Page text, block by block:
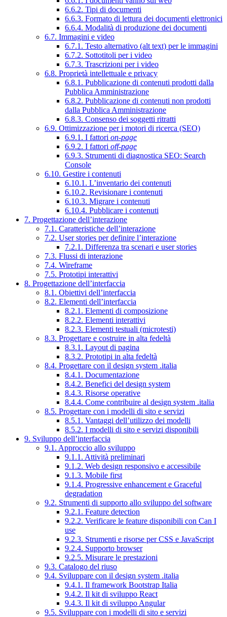
6.6.2. Tipi di documenti
6.6.3. Formato di lettura dei documenti elettronici
6.6.4. Modalità di produzione dei documenti
6.7. Immagini e video
6.7.1. Testo alternativo (alt text) per le immagini
6.7.2. Sottotitoli per i video
6.7.3. Trascrizioni per i video
6.8. Proprietà intellettuale e privacy
6.8.1. Pubblicazione di contenuti prodotti dalla
Pubblica Amministrazione
6.8.2. Pubblicazione di contenuti non prodotti
dalla Pubblica Amministrazione
6.8.3. Consenso dei soggetti ritratti
6.9. Ottimizzazione per i motori di ricerca (SEO)
6.9.1. I fattori on-page
6.9.2. I fattori off-page
6.9.3. Strumenti di diagnostica SEO: Search
Console
6.10. Gestire i contenuti
6.10.1. L’inventario dei contenuti
6.10.2. Revisionare i contenuti
6.10.3. Migrare i contenuti
6.10.4. Pubblicare i contenuti
7. Progettazione dell’interazione
7.1. Caratteristiche dell’interazione
7.2. User stories per definire l’interazione
7.2.1. Differenza tra scenari e user stories
7.3. Flussi di interazione
7.4. Wireframe
7.5. Prototipi interattivi
8. Progettazione dell’interfaccia
8.1. Obiettivi dell’interfaccia
8.2. Elementi dell’interfaccia
8.2.1. Elementi di composizione
8.2.2. Elementi interattivi
8.2.3. Elementi testuali (microtesti)
8.3. Progettare e costruire in alta fedeltà
8.3.1. Layout di pagina
8.3.2. Prototipi in alta fedeltà
8.4. Progettare con il design system .italia
8.4.1. Documentazione
8.4.2. Benefici del design system
8.4.3. Risorse operative
8.4.4. Come contribuire al design system .italia
8.5. Progettare con i modelli di sito e servizi
8.5.1. Vantaggi dell’utilizzo dei modelli
8.5.2. I modelli di sito e servizi disponibili
9. Sviluppo dell’interfaccia
9.1. Approccio allo sviluppo
9.1.1. Attività preliminari
9.1.2. Web design responsivo e accessibile
9.1.3. Mobile first
9.1.4. Progressive enhancement e Graceful
degradation
9.2. Strumenti di supporto allo sviluppo del software
9.2.1. Feature detection
9.2.2. Verificare le feature disponibili con Can I
use
9.2.3. Strumenti e risorse per CSS e JavaScript
9.2.4. Supporto browser
9.2.5. Misurare le prestazioni
9.3. Catalogo del riuso
9.4. Sviluppare con il design system .italia
9.4.1. Il framework Bootstrap Italia
9.4.2. Il kit di sviluppo React
9.4.3. Il kit di sviluppo Angular
9.5. Sviluppare con i modelli di sito e servizi